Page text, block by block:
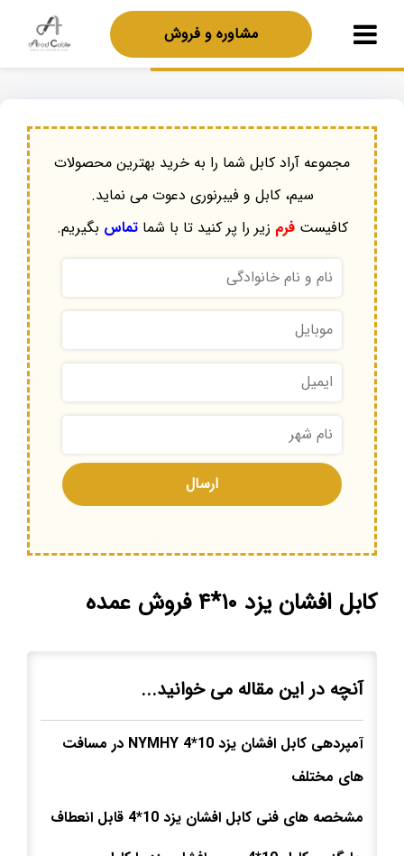
مشاوره و فروش
مجموعه آراد کابل شما را به خرید بهترین محصولات
سیم، کابل و فیبرنوری دعوت می نماید.
کافیستفرم زیر را پر کنید تا با شماتماس بگیریم.
کابل افشان یزد ۱۰*۴ فروش عمده
آنچه در این مقاله می خوانید...
آمپردهی کابل افشان یزد 10*4 NYMHY در مسافت
های مختلف
مشخصه های فنی کابل افشان یزد 10*4 قابل انعطاف